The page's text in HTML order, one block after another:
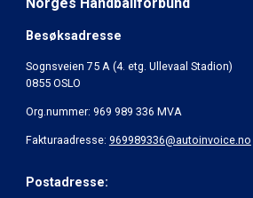
Besøksadresse
Sognsveien 75 A (4. etg. Ullevaal Stadion)
0855 OSLO
Org.nummer: 969 989 336 MVA
Fakturaadresse: 969989336@autoinvoice.no
Postadresse: